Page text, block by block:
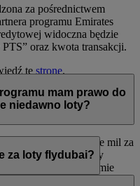
za pośrednictwem
programu Emirates
widoczna będzie
oraz kwota transakcji.
tę stronę.
mam prawo do
niedawno loty?
o przyznanie mil za
Qantas, które miały
rejestracją w programie
za loty flydubai?